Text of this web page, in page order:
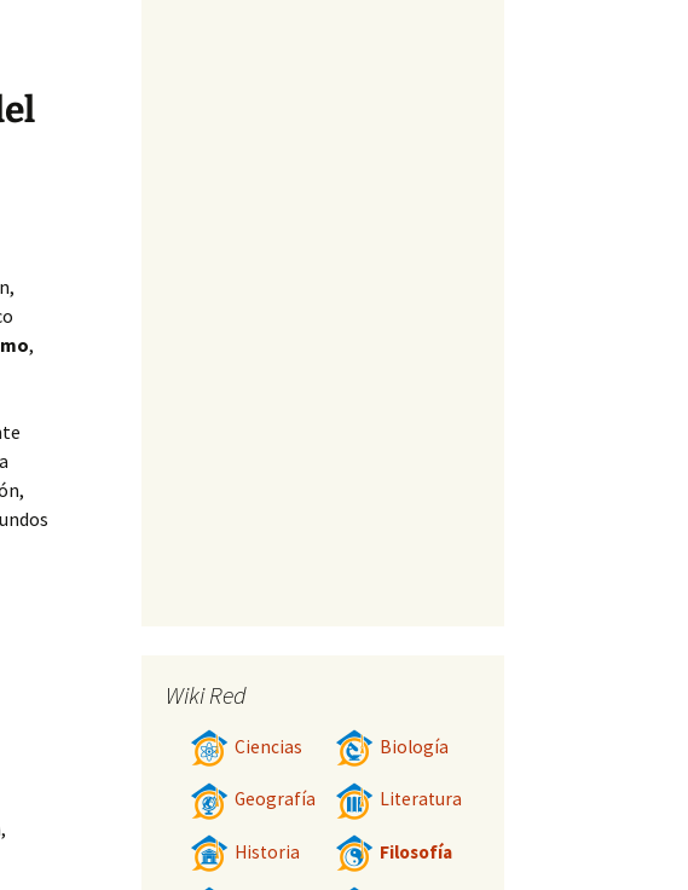
,
Wiki Red
Ciencias Biología
Geografía Literatura
Historia Filosofía